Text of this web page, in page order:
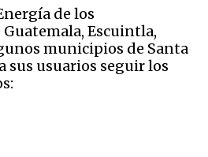
de los
Escuintla,
municipios de Santa
sus usuarios seguir los